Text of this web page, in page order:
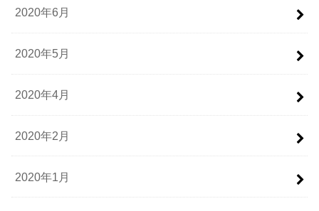
2020年6月
2020年5月
2020年4月
2020年2月
2020年1月